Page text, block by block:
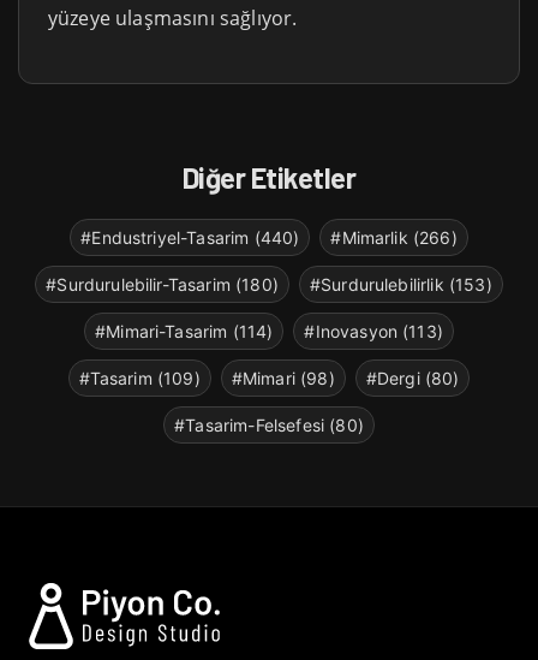
yüzeye ulaşmasını sağlıyor.
Diğer Etiketler
#Endustriyel-Tasarim (440) #Mimarlik (266)
#Surdurulebilir-Tasarim (180) #Surdurulebilirlik (153)
#Mimari-Tasarim (114) #Inovasyon (113)
#Tasarim (109) #Mimari (98) #Dergi (80)
#Tasarim-Felsefesi (80)